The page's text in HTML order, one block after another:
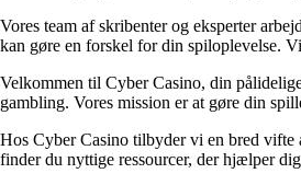
Vores team af skribenter og eksperter
kan gøre en forskel for din spiloplevelse.
Velkommen til Cyber Casino, din
gambling. Vores mission er at gøre din
Hos Cyber Casino tilbyder vi en bred vifte
finder du nyttige ressourcer, der hjælper